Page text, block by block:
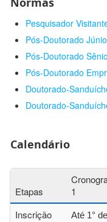
Pesquisador
Pós-Doutorado
Pós-Doutorado
Pós-Doutorado
Doutorado-
Doutorado-
Calendário
Etapas
1
Inscrição
Até 1° de